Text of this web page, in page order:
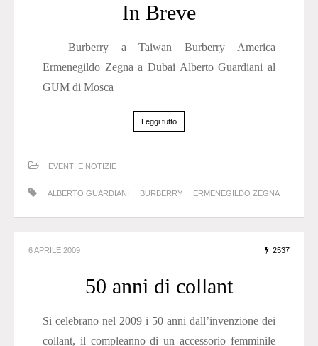
In Breve
Burberry a Taiwan Burberry America
Ermenegildo Zegna a Dubai Alberto Guardiani al
GUM di Mosca
Leggi tutto
EVENTI E NOTIZIE
ALBERTO GUARDIANI BURBERRY ERMENEGILDO ZEGNA
6 APRILE 2009 2537
50 anni di collant
Si celebrano nel 2009 i 50 anni dall’invenzione dei
collant, il compleanno di un accessorio femminile